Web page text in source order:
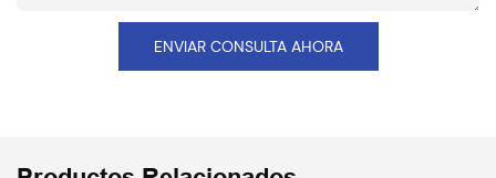
ENVIAR CONSULTA AHORA